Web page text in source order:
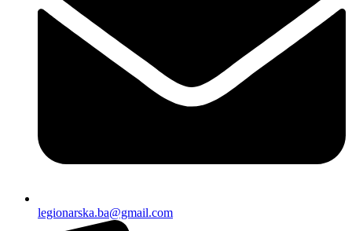
legionarska.ba@gmail.com